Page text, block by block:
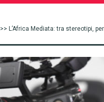
>> L’Africa Mediata: tra stereotipi,